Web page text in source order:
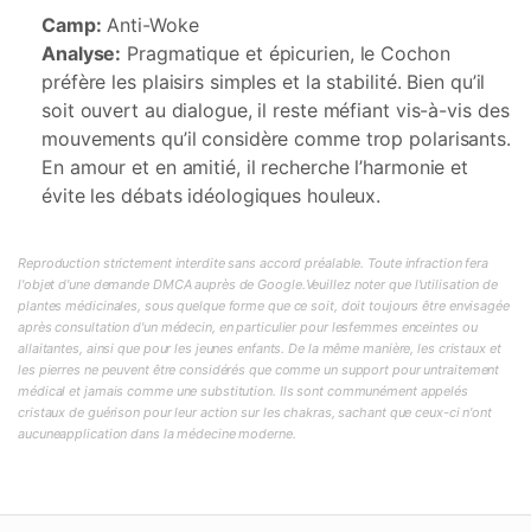
Camp: Anti-Woke
Analyse: Pragmatique et épicurien, le Cochon
préfère les plaisirs simples et la stabilité. Bien qu’il
soit ouvert au dialogue, il reste méfiant vis-à-vis des
mouvements qu’il considère comme trop polarisants.
En amour et en amitié, il recherche l’harmonie et
évite les débats idéologiques houleux.
Reproduction strictement interdite sans accord préalable. Toute infraction fera
l'objet d'une demande DMCA auprès de Google.Veuillez noter que l'utilisation de
plantes médicinales, sous quelque forme que ce soit, doit toujours être envisagée
après consultation d'un médecin, en particulier pour lesfemmes enceintes ou
allaitantes, ainsi que pour les jeunes enfants. De la même manière, les cristaux et
les pierres ne peuvent être considérés que comme un support pour untraitement
médical et jamais comme une substitution. Ils sont communément appelés
cristaux de guérison pour leur action sur les chakras, sachant que ceux-ci n'ont
aucuneapplication dans la médecine moderne.